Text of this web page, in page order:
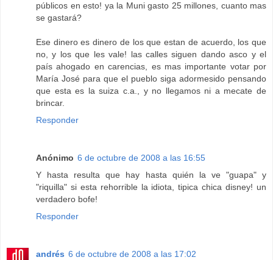
públicos en esto! ya la Muni gasto 25 millones, cuanto mas
se gastará?
Ese dinero es dinero de los que estan de acuerdo, los que
no, y los que les vale! las calles siguen dando asco y el
país ahogado en carencias, es mas importante votar por
María José para que el pueblo siga adormesido pensando
que esta es la suiza c.a., y no llegamos ni a mecate de
brincar.
Responder
Anónimo 6 de octubre de 2008 a las 16:55
Y hasta resulta que hay hasta quién la ve "guapa" y
"riquilla" si esta rehorrible la idiota, tipica chica disney! un
verdadero bofe!
Responder
andrés 6 de octubre de 2008 a las 17:02